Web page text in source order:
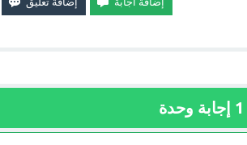
1 إجابة وحدة